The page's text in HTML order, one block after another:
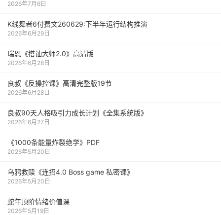
2026年7月6日
K线舞者6付费文260629:下半年运行结构推演
2026年6月29日
瑞恩《搭讪大师2.0》高清版
2026年6月28日
良叔《反操控课》高清完整版19节
2026年6月28日
良叔90天人格吸引力成长计划《全集系统版》
2026年6月27日
《1000‮能条‬‎量‮裂炸‬‎绝学》PDF
2026年5月20日
乌鸦救赎《连招4.0 Boss game 私密课》
2026年5月20日
蛇年顶阶情绪价值课
2026年5月19日